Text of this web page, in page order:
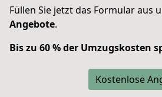
Füllen Sie jetzt das Formular aus
Angebote.
Bis zu 60 % der Umzugskosten
Kostenlose